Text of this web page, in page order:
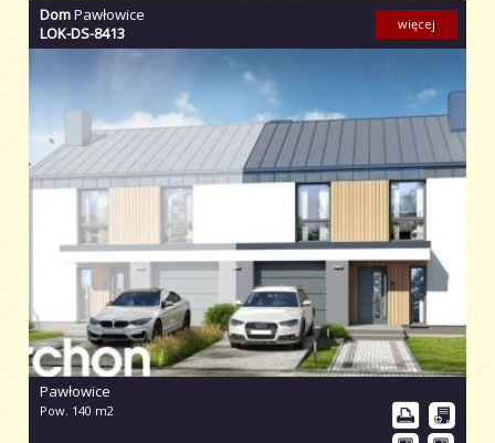
DomPawłowice
LOK-DS-8413
Pawłowice
Pow. 140 m2
więcej